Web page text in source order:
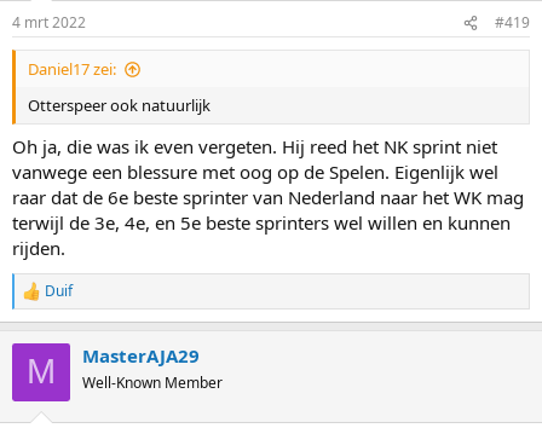
s
:
4 mrt 2022 #419
Daniel17 zei:
Otterspeer ook natuurlijk
Oh ja, die was ik even vergeten. Hij reed het NK sprint niet
vanwege een blessure met oog op de Spelen. Eigenlijk wel
raar dat de 6e beste sprinter van Nederland naar het WK mag
terwijl de 3e, 4e, en 5e beste sprinters wel willen en kunnen
rijden.
R
e
Duif
M MasterAJA29
Well-Known Member